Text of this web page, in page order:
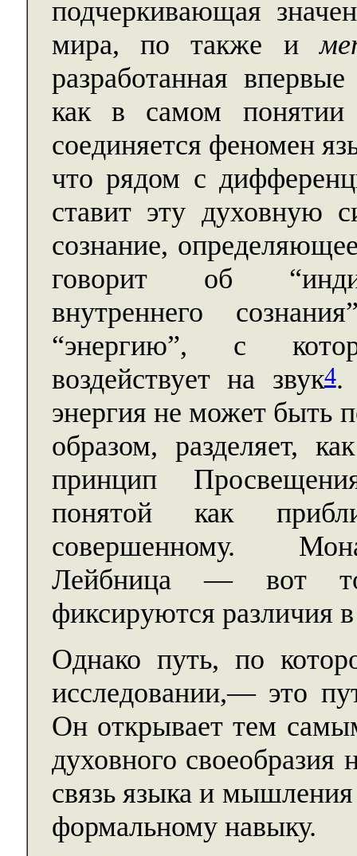
подчеркивающая
мира, по также и
разработанная
как в самом
соединяется феномен
что рядом с
ставит эту духовную
сознание,
говорит об
внутреннего
“энергию”, с
воздействует на звук4.
энергия не может быть
образом, разделяет,
принцип
понятой как
совершенному.
Лейбница — вот
фиксируются различия
Однако путь, по
исследовании,— это
Он открывает тем
духовного своеобразия
связь языка и
формальному навыку.